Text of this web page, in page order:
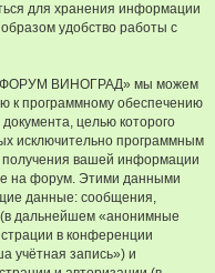
для хранения информации
удобство работы с
«ФОРУМ ВИНОГРАД» мы можем
к программному обеспечению
целью которого
исключительно программным
вашей информации
на форум. Этими данными
данные: сообщения,
дальнейшем «анонимные
в конференции
запись») и